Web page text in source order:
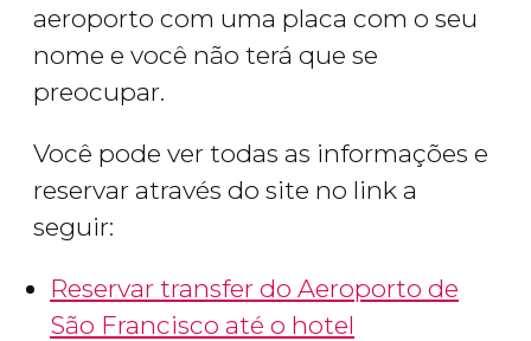
aeroporto com uma placa com o seu
nome e você não terá que se
preocupar.
Você pode ver todas as informações e
reservar através do site no link a
seguir:
Reservar transfer do Aeroporto de
São Francisco até o hotel